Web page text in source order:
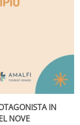
IN
NOVE